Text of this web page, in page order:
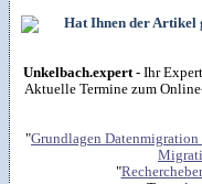
Unkelbach.expert- Ihr
Aktuelle Termine zum
"Grundlagen
"